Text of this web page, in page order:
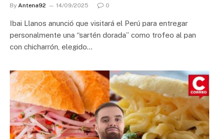
By Antena92 14/09/2025 0
Ibai Llanos anunció que visitará el Perú para entregar
personalmente una “sartén dorada” como trofeo al pan
con chicharrón, elegido…